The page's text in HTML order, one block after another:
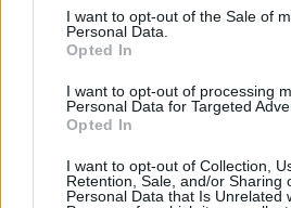
consent section.
I want to opt-out of the Sale of
Personal Data.
Opted In
I want to opt-out of processing
Personal Data for Targeted
Opted In
I want to opt-out of Collection,
Retention, Sale, and/or Sharing
Personal Data that Is Unrelated
25 Αυγ 2025 09:17
πατέρας για τα αδέρφια μου»
Κοινωνία
24 Αυγ 2025 14:16